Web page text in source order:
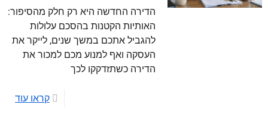
הדירה החדשה היא רק חלק מהסיפור:
האותיות הקטנות בהסכם עלולות
להגביל אתכם במשך שנים, לייקר את
העסקה ואף למנוע מכם למכור את
הדירה כשתזדקקו לכך
קראו עוד